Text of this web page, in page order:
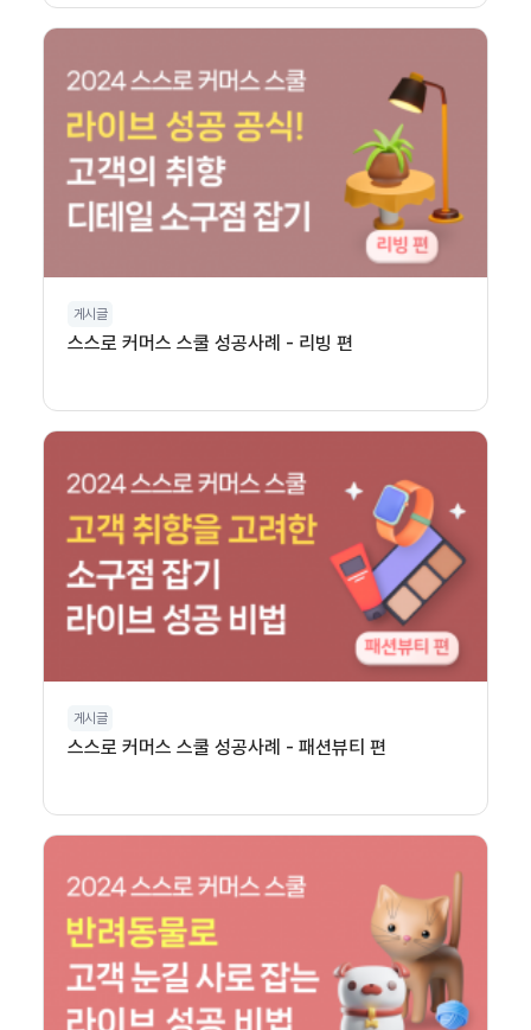
게시글
스스로 커머스 스쿨 성공사례 - 리빙 편
게시글
스스로 커머스 스쿨 성공사례 - 패션뷰티 편